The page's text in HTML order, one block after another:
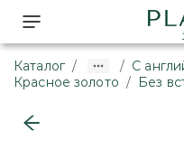
Каталог / / С
Красное золото / Без